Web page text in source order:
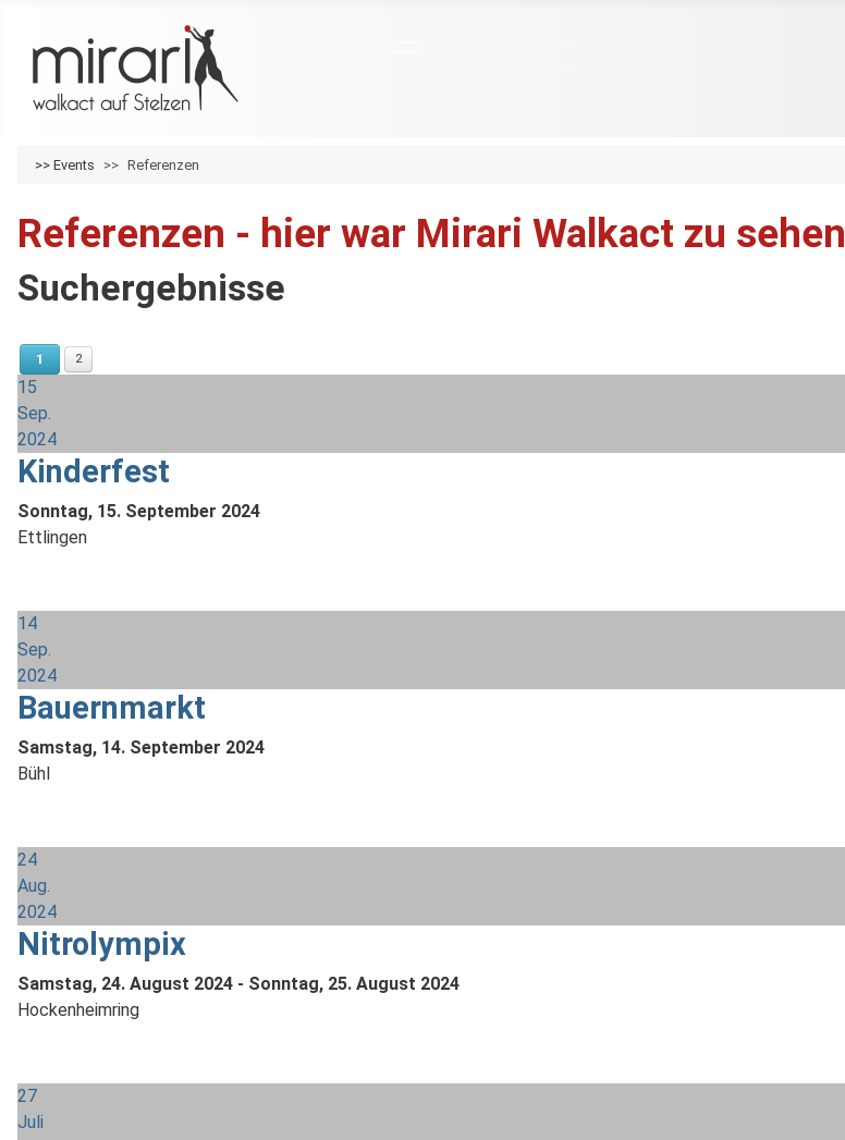
>> Events Referenzen
Referenzen - hier war Mirari Walkact zu sehen
Suchergebnisse
1 2
15
Sep.
2024
Kinderfest
Sonntag, 15. September 2024
Ettlingen
14
Sep.
2024
Bauernmarkt
Samstag, 14. September 2024
Bühl
24
Aug.
2024
Nitrolympix
Samstag, 24. August 2024 - Sonntag, 25. August 2024
Hockenheimring
27
Juli